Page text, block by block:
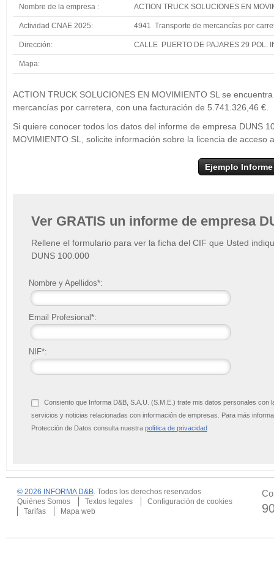
Nombre de la empresa : ACTION TRUCK SOLUCIONES EN
Actividad CNAE 2025: 4941 Transporte de mercancías por
Dirección: CALLE PUERTO DE PAJARES 29 POL.
Mapa:
−
ACTION TRUCK SOLUCIONES EN MOVIMIENTO SL se
mercancías por carretera, con una facturación de 5.741.326,46 €.
Si quiere conocer todos los datos del informe de empresa DUNS
MOVIMIENTO SL, solicite información sobre la licencia de acceso
Ejemplo Informe
Ver GRATIS un informe de empresa
Rellene el formulario para ver la ficha del CIF que Usted
DUNS 100.000
Nombre y Apellidos*:
Email Profesional*:
NIF*:
Consiento que Informa D&B, S.A.U. (S.M.E.) trate mis datos personales
servicios y noticias relacionadas con información de empresas. Para más
Protección de Datos consulta nuestra política de privacidad
© 2026 INFORMA D&B. Todos los derechos reservados
Quiénes Somos
Textos legales
Configuración de cookies
Tarifas
Mapa web